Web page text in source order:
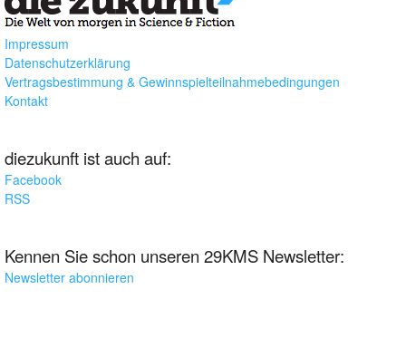
Impressum
Datenschutzerklärung
Vertragsbestimmung & Gewinnspielteilnahmebedingungen
Kontakt
diezukunft ist auch auf:
Facebook
RSS
Kennen Sie schon unseren 29KMS Newsletter:
Newsletter abonnieren